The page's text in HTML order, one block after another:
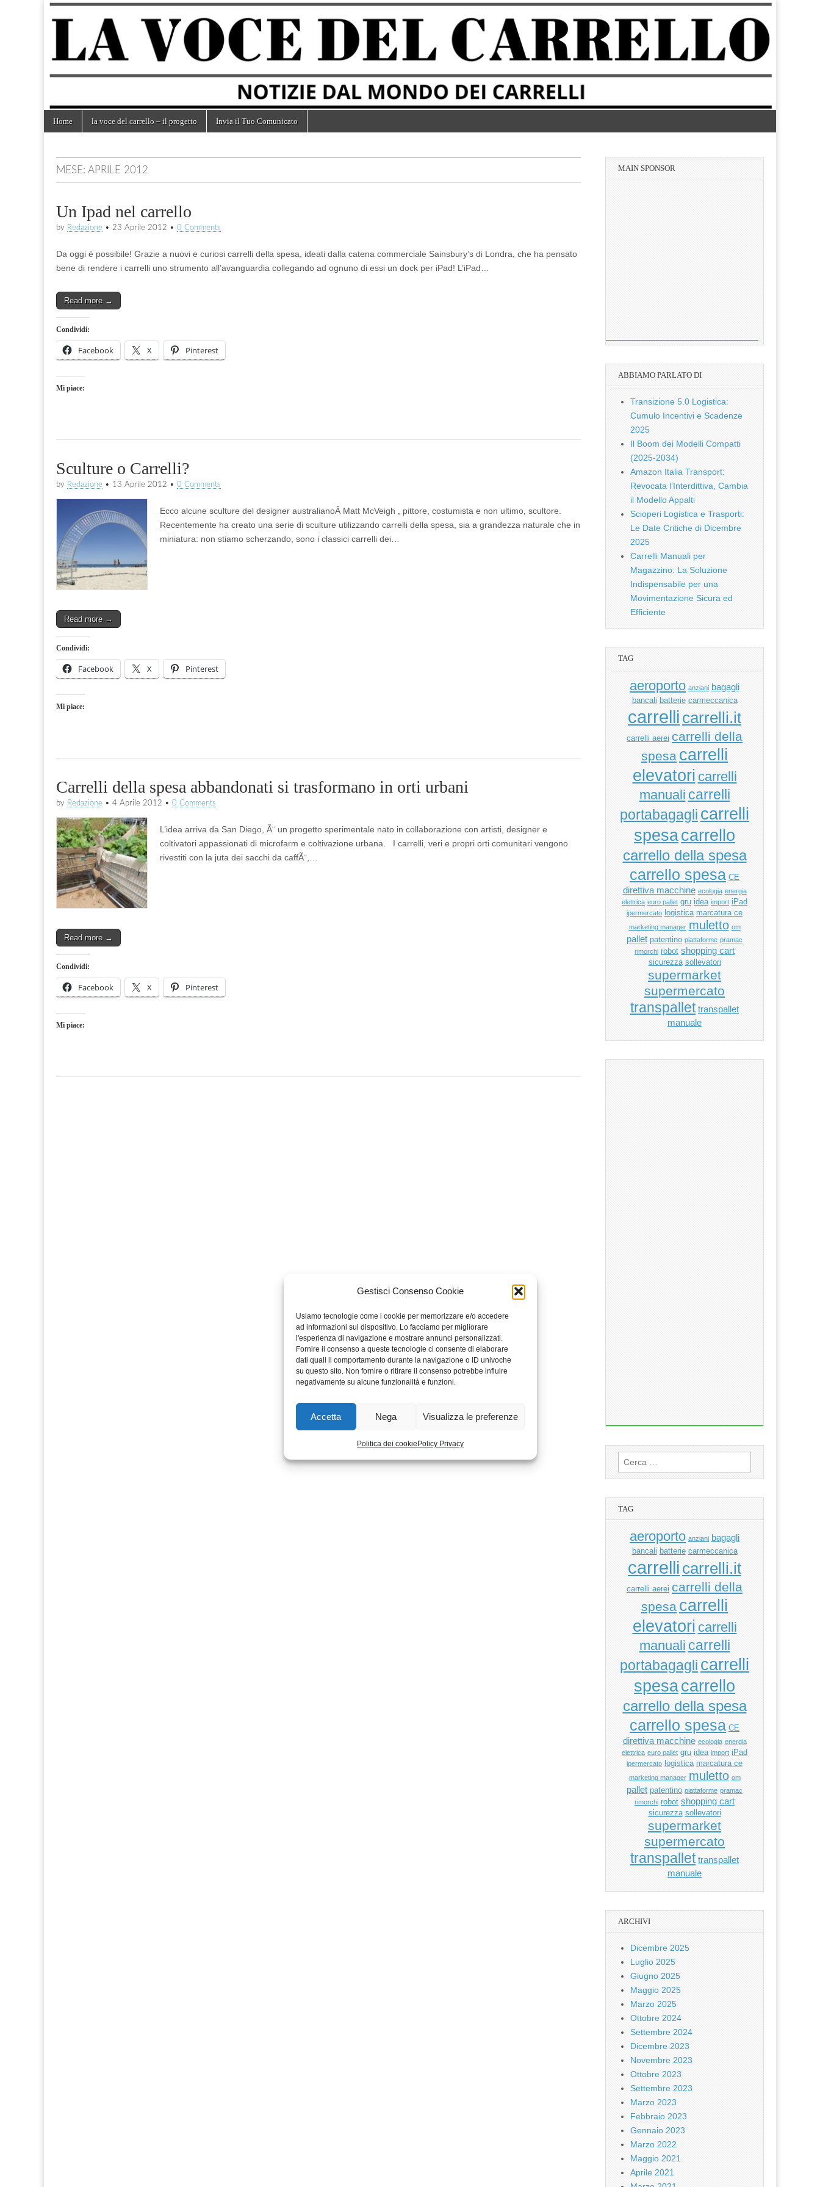
Gestisci Consenso Cookie
Usiamo tecnologie come i cookie per memorizzare e/o accedere
ad informazioni sul dispositivo. Lo facciamo per migliorare
l'esperienza di navigazione e mostrare annunci personalizzati.
Fornire il consenso a queste tecnologie ci consente di elaborare
dati quali il comportamento durante la navigazione o ID univoche
su questo sito. Non fornire o ritirare il consenso potrebbe influire
negativamente su alcune funzionalità e funzioni.
Accetta Nega Visualizza le preferenze
Politica dei cookie Policy Privacy
la voce
del
notizie
carrelli
Main
menu
Home la voce del carrello – il progetto Invia il Tuo Comunicato
MESE: APRILE 2012
Un Ipad nel carrello
by Redazione • 23 Aprile 2012 • 0 Comments
Da oggi è possibile! Grazie a nuovi e curiosi carrelli della spesa, ideati dalla catena commerciale Sainsbury’s di Londra, che ha pensato
bene di rendere i carrelli uno strumento all’avanguardia collegando ad ognuno di essi un dock per iPad! L’iPad…
Read more →
Condividi:
Facebook X Pinterest
Mi piace:
Sculture o Carrelli?
by Redazione • 13 Aprile 2012 • 0 Comments
Ecco alcune sculture del designer australianoÂ Matt McVeigh , pittore, costumista e non ultimo, scultore.
Recentemente ha creato una serie di sculture utilizzando carrelli della spesa, sia a grandezza naturale che in
miniatura: non stiamo scherzando, sono i classici carrelli dei…
Read more →
Condividi:
Facebook X Pinterest
Mi piace:
Carrelli della spesa abbandonati si trasformano in orti urbani
by Redazione • 4 Aprile 2012 • 0 Comments
L’idea arriva da San Diego, Ã¨ un progetto sperimentale nato in collaborazione con artisti, designer e
coltivatori appassionati di microfarm e coltivazione urbana. I carrelli, veri e propri orti comunitari vengono
rivestiti con la juta dei sacchi da caffÃ¨,…
Read more →
Condividi:
Facebook X Pinterest
Mi piace:
MAIN SPONSOR
ABBIAMO PARLATO DI
Transizione 5.0 Logistica:
Cumulo Incentivi e Scadenze
2025
Il Boom dei Modelli Compatti
(2025-2034)
Amazon Italia Transport:
Revocata l’Interdittiva, Cambia
il Modello Appalti
Scioperi Logistica e Trasporti:
Le Date Critiche di Dicembre
2025
Carrelli Manuali per
Magazzino: La Soluzione
Indispensabile per una
Movimentazione Sicura ed
Efficiente
TAG
aeroporto anziani bagagli
bancali batterie carmeccanica
carrelli carrelli.it
carrelli aerei carrelli della
spesa carrelli
elevatori carrelli
manuali carrelli
portabagagli carrelli
spesacarrello
carrello della spesa
carrello spesa CE
direttiva macchine ecologia energia
elettrica euro pallet gru idea import iPad
ipermercato logistica marcatura ce
marketing manager muletto om
pallet patentino piattaforme pramac
rimorchi robot shopping cart
sicurezza sollevatori
supermarket
supermercato
transpallet transpallet
manuale
Ricerca
per:
TAG
aeroporto anziani bagagli
bancali batterie carmeccanica
carrelli carrelli.it
carrelli aerei carrelli della
spesa carrelli
elevatori carrelli
manuali carrelli
portabagagli carrelli
spesacarrello
carrello della spesa
carrello spesa CE
direttiva macchine ecologia energia
elettrica euro pallet gru idea import iPad
ipermercato logistica marcatura ce
marketing manager muletto om
pallet patentino piattaforme pramac
rimorchi robot shopping cart
sicurezza sollevatori
supermarket
supermercato
transpallet transpallet
manuale
ARCHIVI
Dicembre 2025
Luglio 2025
Giugno 2025
Maggio 2025
Marzo 2025
Ottobre 2024
Settembre 2024
Dicembre 2023
Novembre 2023
Ottobre 2023
Settembre 2023
Marzo 2023
Febbraio 2023
Gennaio 2023
Marzo 2022
Maggio 2021
Aprile 2021